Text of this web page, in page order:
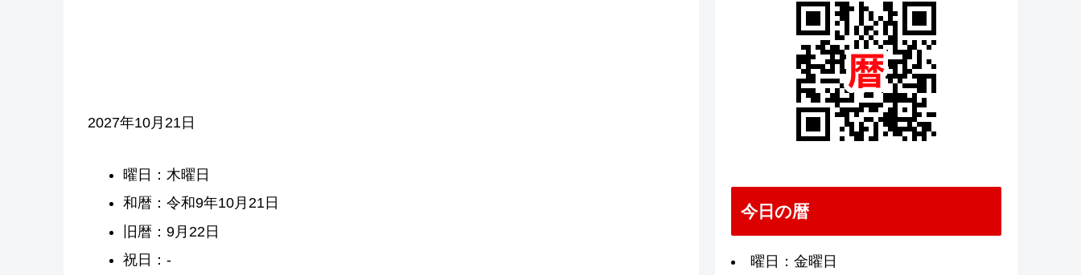
2027年10月21日
曜日：木曜日
和暦：令和9年10月21日
旧暦：9月22日
祝日：-
今日の暦
曜日：金曜日